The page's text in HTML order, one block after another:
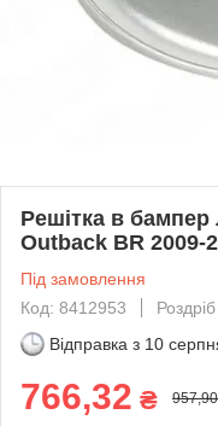
Решітка в бампер
Outback BR 2009-
Під замовлення
Код: 8412953
Роздріб
Відправка з 10
766,32 ₴